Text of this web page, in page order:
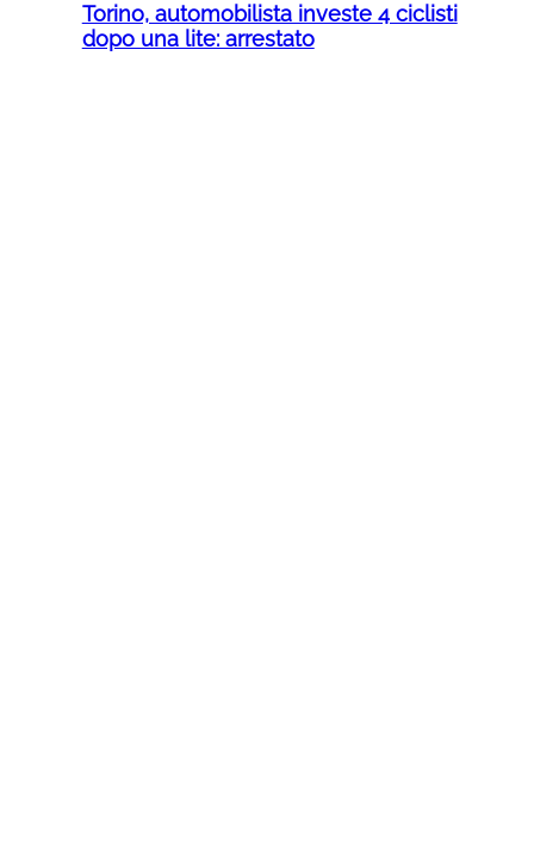
Torino, automobilista investe 4 ciclisti
dopo una lite: arrestato